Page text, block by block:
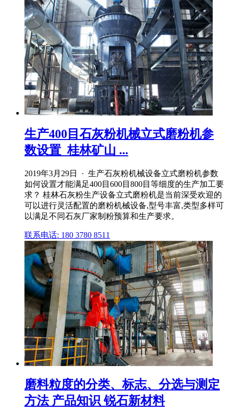
生产400目石灰粉机械立式磨粉机参
数设置_桂林矿山 ...
2019年3月29日 · 生产石灰粉机械设备立式磨粉机参数
如何设置才能满足400目600目800目等细度的生产加工要
求？ 桂林石灰粉生产设备立式磨粉机是当前深受欢迎的
可以进行灵活配置的磨粉机械设备,型号丰富,类型多样可
以满足不同石灰厂家制粉预算和生产要求。
联系电话: 180 3780 8511
磨料粒度的分类、标志、分选与测定
方法 产品知识 锐石新材料